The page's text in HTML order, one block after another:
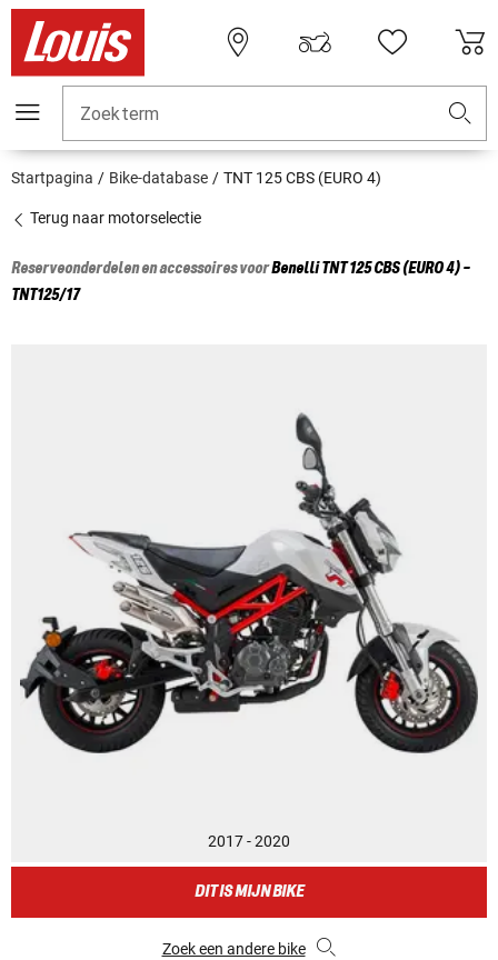
Zoekterm
Startpagina Bike-database TNT 125 CBS (EURO 4)
Terug naar motorselectie
Reserveonderdelen en accessoires voorBenelliTNT 125 CBS (EURO 4) -
TNT125/17
2017 - 2020
DIT IS MIJN BIKE
Zoek een andere bike